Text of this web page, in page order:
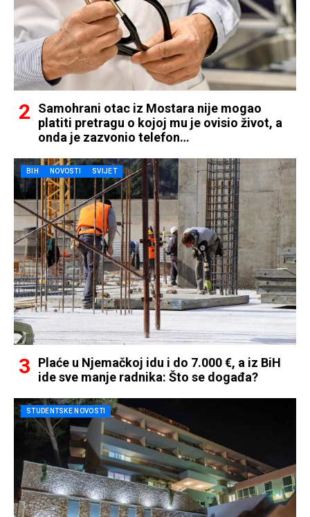
Samohrani otac iz Mostara nije mogao
platiti pretragu o kojoj mu je ovisio život, a
onda je zazvonio telefon…
BIH NOVOSTI SVIJET
Plaće u Njemačkoj idu i do 7.000 €, a iz BiH
ide sve manje radnika: Što se događa?
STUDENTSKE NOVOSTI